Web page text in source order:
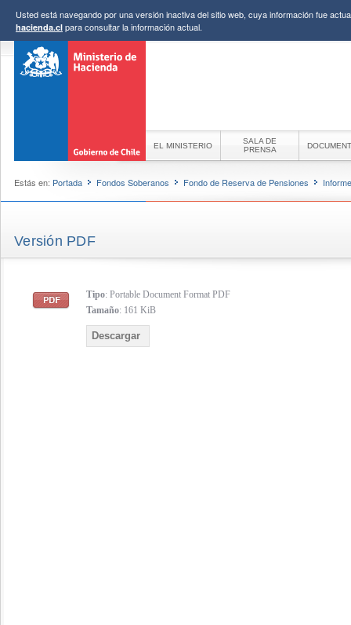
Usted está navegando por una versión inactiva del sitio web, cuya información fue
hacienda.cl para consultar la información actual.
EL MINISTERIO
SALA DE
PRENSA
Estás en: Portada Fondos Soberanos Fondo de Reserva de Pensiones
Versión PDF
Tipo: Portable Document Format PDF
Tamaño: 161 KiB
Descargar